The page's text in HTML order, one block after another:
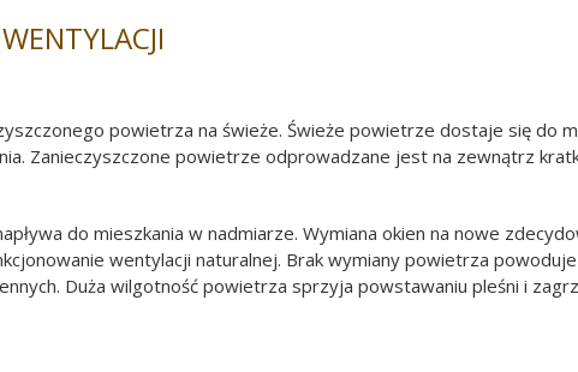
powietrza na świeże. Świeże powietrze dostaje się do
Zanieczyszczone powietrze odprowadzane jest na zewnątrz
do mieszkania w nadmiarze. Wymiana okien na nowe
wentylacji naturalnej. Brak wymiany powietrza
Duża wilgotność powietrza sprzyja powstawaniu pleśni i